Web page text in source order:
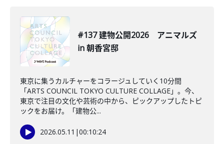
#137 建物公開2026 アニマルズ
in 朝香宮邸
東京に集うカルチャーをコラージュしていく10分間
「ARTS COUNCIL TOKYO CULTURE COLLAGE」。今、
東京で注目の文化や芸術の中から、ピックアップしたトピ
ックをお届け。「建物公...
2026.05.11 |00:10:24